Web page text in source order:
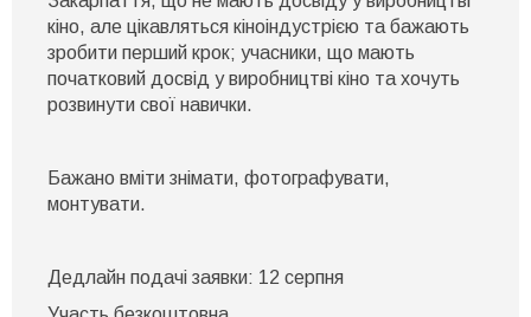
кіно, але цікавляться кіноіндустрією та бажають
зробити перший крок; учасники, що мають
початковий досвід у виробництві кіно та хочуть
розвинути свої навички.
Бажано вміти знімати, фотографувати,
монтувати.
Дедлайн подачі заявки: 12 серпня